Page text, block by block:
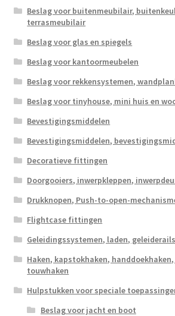
Beslag voor buitenmeubilair,
terrasmeubilair
Beslag voor glas en spiegels
Beslag voor kantoormeubelen
Beslag voor rekkensystemen,
Beslag voor tinyhouse, mini huis en
Bevestigingsmiddelen
Bevestigingsmiddelen,
Decoratieve fittingen
Doorgooiers, inwerpkleppen,
Drukknopen, Push-to-open-
Flightcase fittingen
Geleidingssystemen, laden, geleiderails
Haken, kapstokhaken,
touwhaken
Hulpstukken voor speciale
Beslag voor jacht en boot